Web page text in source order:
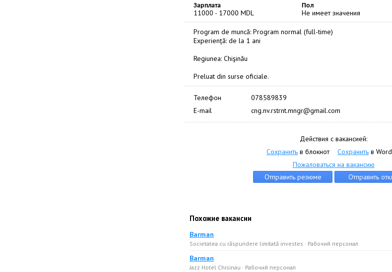
Зарплата Пол
11000 - 17000 MDL Не имеет значения
Program de muncă: Program normal (full-time)
Experiență: de la 1 ani
Regiunea: Chişinău
Preluat din surse oficiale.
Телефон
078589839
E-mail
cng.nv.rstrnt.mngr@gmail.com
Действия с вакансией:
Сохранить в блокнот Сохранить в Word
Пожаловаться на вакансию
Похожие вакансии
Barman
Societatea cu răspundere limitată investes · Рабочий персонал
Barman
Jazz Hotel Chisinau · Рабочий персонал